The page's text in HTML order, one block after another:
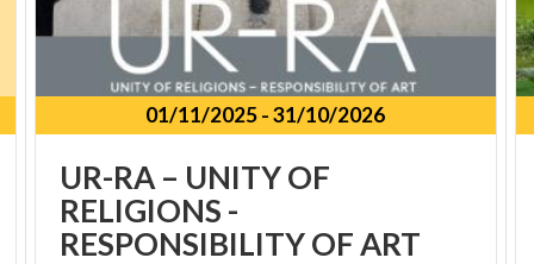
01/11/2025-31/10/2026
UR-RA – UNITY OF
RELIGIONS -
RESPONSIBILITY OF ART